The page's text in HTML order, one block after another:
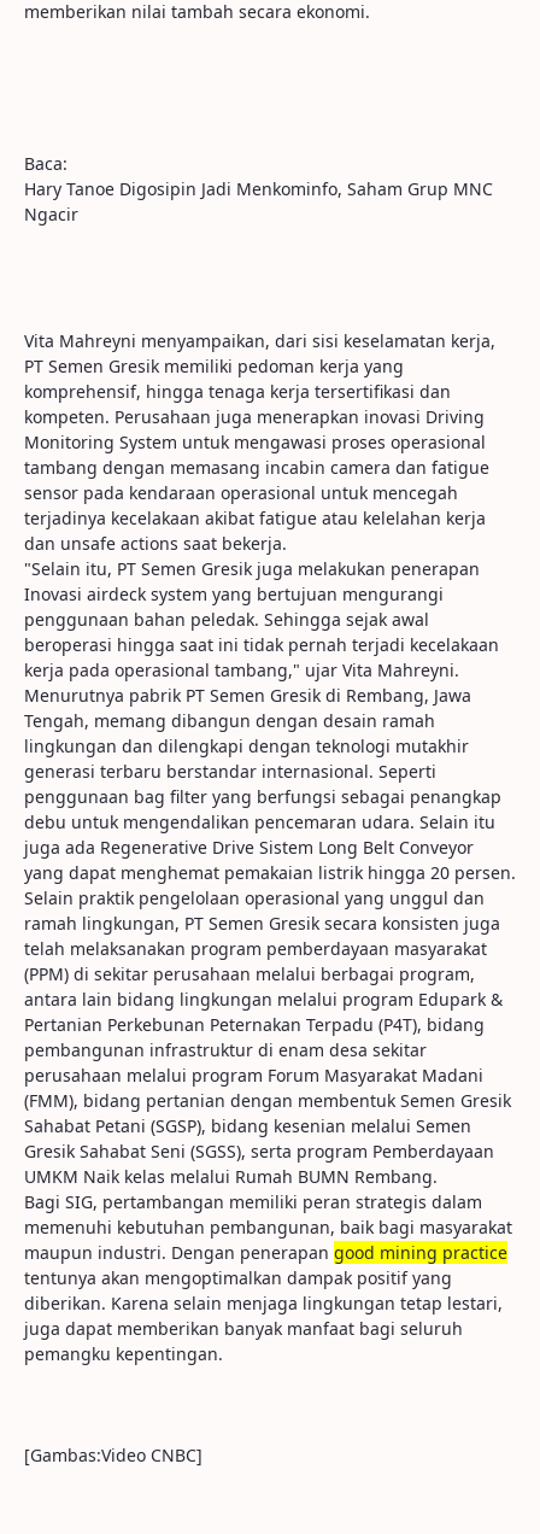
memberikan nilai tambah secara ekonomi.
Baca:
Hary Tanoe Digosipin Jadi Menkominfo, Saham Grup MNC
Ngacir
Vita Mahreyni menyampaikan, dari sisi keselamatan kerja,
PT Semen Gresik memiliki pedoman kerja yang
komprehensif, hingga tenaga kerja tersertifikasi dan
kompeten. Perusahaan juga menerapkan inovasi Driving
Monitoring System untuk mengawasi proses operasional
tambang dengan memasang incabin camera dan fatigue
sensor pada kendaraan operasional untuk mencegah
terjadinya kecelakaan akibat fatigue atau kelelahan kerja
dan unsafe actions saat bekerja.
"Selain itu, PT Semen Gresik juga melakukan penerapan
Inovasi airdeck system yang bertujuan mengurangi
penggunaan bahan peledak. Sehingga sejak awal
beroperasi hingga saat ini tidak pernah terjadi kecelakaan
kerja pada operasional tambang," ujar Vita Mahreyni.
Menurutnya pabrik PT Semen Gresik di Rembang, Jawa
Tengah, memang dibangun dengan desain ramah
lingkungan dan dilengkapi dengan teknologi mutakhir
generasi terbaru berstandar internasional. Seperti
penggunaan bag filter yang berfungsi sebagai penangkap
debu untuk mengendalikan pencemaran udara. Selain itu
juga ada Regenerative Drive Sistem Long Belt Conveyor
yang dapat menghemat pemakaian listrik hingga 20 persen.
Selain praktik pengelolaan operasional yang unggul dan
ramah lingkungan, PT Semen Gresik secara konsisten juga
telah melaksanakan program pemberdayaan masyarakat
(PPM) di sekitar perusahaan melalui berbagai program,
antara lain bidang lingkungan melalui program Edupark &
Pertanian Perkebunan Peternakan Terpadu (P4T), bidang
pembangunan infrastruktur di enam desa sekitar
perusahaan melalui program Forum Masyarakat Madani
(FMM), bidang pertanian dengan membentuk Semen Gresik
Sahabat Petani (SGSP), bidang kesenian melalui Semen
Gresik Sahabat Seni (SGSS), serta program Pemberdayaan
UMKM Naik kelas melalui Rumah BUMN Rembang.
Bagi SIG, pertambangan memiliki peran strategis dalam
memenuhi kebutuhan pembangunan, baik bagi masyarakat
maupun industri. Dengan penerapan good mining practice
tentunya akan mengoptimalkan dampak positif yang
diberikan. Karena selain menjaga lingkungan tetap lestari,
juga dapat memberikan banyak manfaat bagi seluruh
pemangku kepentingan.
[Gambas:Video CNBC]